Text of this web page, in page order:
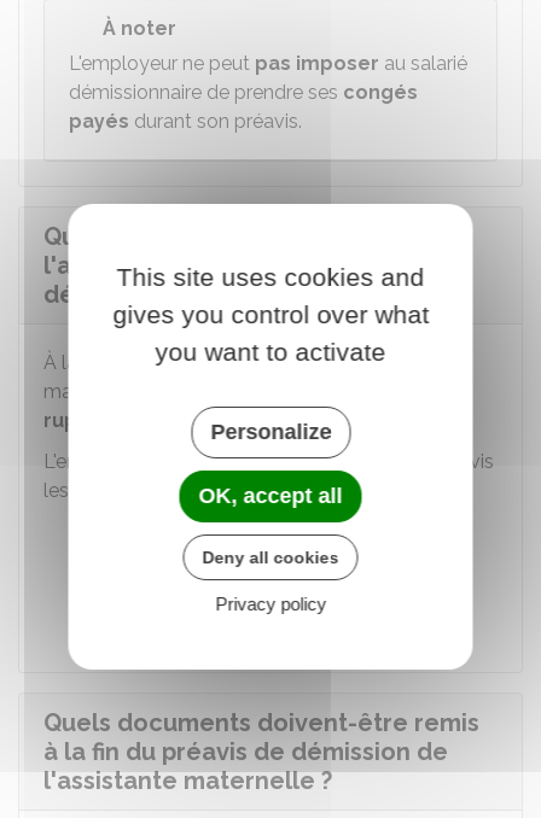
À noter
L'employeur ne peut pas imposer au salarié
démissionnaire de prendre ses congés
payés durant son préavis.
Quelles sommes sont dues à
l'assistante maternelle en cas de
démission ?
À la fin de son préavis de démission, l'assistante
maternelle ne perçoit
rupture
L'employeur doit lui verser au terme de son préavis
les sommes suivantes :
Salaire jusqu'au dernier jour travaillé
Indemnité compensatrice de congés
Quels documents doivent-être remis
à la fin du préavis de démission de
l'assistante maternelle ?
This site uses cookies and
gives you control over what
you want to activate
Personalize
OK, accept all
Deny all cookies
Privacy policy